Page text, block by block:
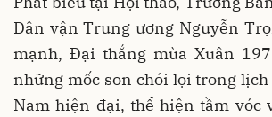
Dân vận Trung ương Nguyễn
mạnh, Đại thắng mùa Xuân
những mốc son chói lọi trong
Nam hiện đại, thể hiện tầm vóc